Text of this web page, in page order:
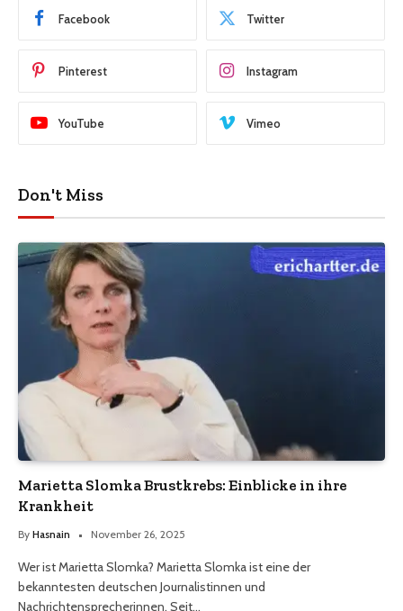
Facebook Twitter
Pinterest Instagram
YouTube Vimeo
Don't Miss
Marietta Slomka Brustkrebs: Einblicke in ihre
Krankheit
By Hasnain November 26, 2025
Wer ist Marietta Slomka? Marietta Slomka ist eine der
bekanntesten deutschen Journalistinnen und
Nachrichtensprecherinnen. Seit…